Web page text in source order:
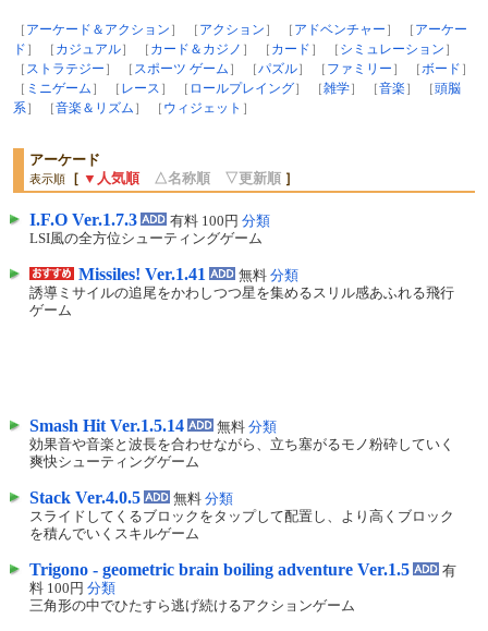
［ アーケード＆アクション ］ ［ アクション ］ ［ アドベンチャー ］ ［ アーケー
ド ］ ［ カジュアル］ ［ カード＆カジノ ］ ［ カード ］ ［ シミュレーション ］
［ ストラテジー ］ ［ スポーツ ゲーム ］ ［パズル］ ［ ファミリー ］ ［ボード ］
［ ミニゲーム ］ ［ レース ］ ［ ロールプレイング］ ［雑学］ ［音楽］ ［頭脳
系］ ［音楽＆リズム ］ ［ ウィジェット ］
アーケード
表示順 ［ ▼人気順 △名称順 ▽更新順 ］
I.F.O Ver.1.7.3 有料 100円 分類
LSI風の全方位シューティングゲーム
Missiles! Ver.1.41 無料 分類
誘導ミサイルの追尾をかわしつつ星を集めるスリル感あふれる飛行
ゲーム
Smash Hit Ver.1.5.14 無料 分類
効果音や音楽と波長を合わせながら、立ち塞がるモノ粉砕していく
爽快シューティングゲーム
Stack Ver.4.0.5 無料 分類
スライドしてくるブロックをタップして配置し、より高くブロック
を積んでいくスキルゲーム
Trigono - geometric brain boiling adventure Ver.1.5
有
料 100円 分類
三角形の中でひたすら逃げ続けるアクションゲーム